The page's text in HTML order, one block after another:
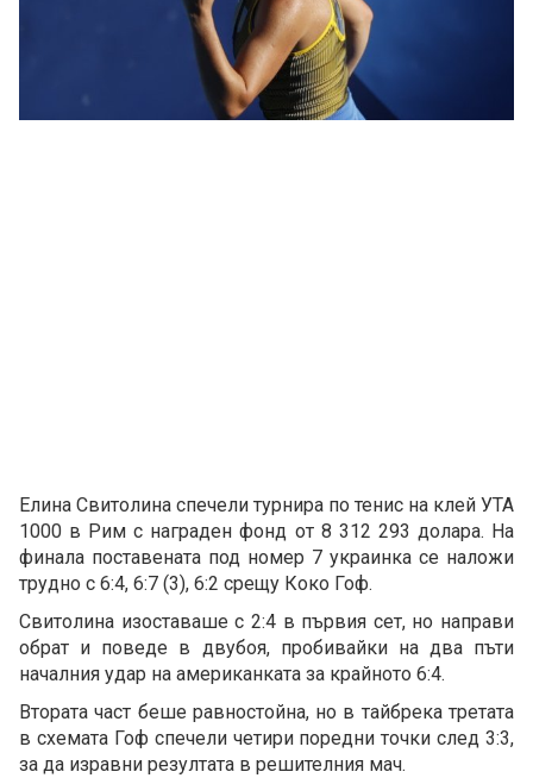
Елина Свитолина спечели турнира по тенис на клей УТА
1000 в Рим с награден фонд от 8 312 293 долара. На
финала поставената под номер 7 украинка се наложи
трудно с 6:4, 6:7 (3), 6:2 срещу Коко Гоф.
Свитолина изоставаше с 2:4 в първия сет, но направи
обрат и поведе в двубоя, пробивайки на два пъти
началния удар на американката за крайното 6:4.
Втората част беше равностойна, но в тайбрека третата
в схемата Гоф спечели четири поредни точки след 3:3,
за да изравни резултата в решителния мач.